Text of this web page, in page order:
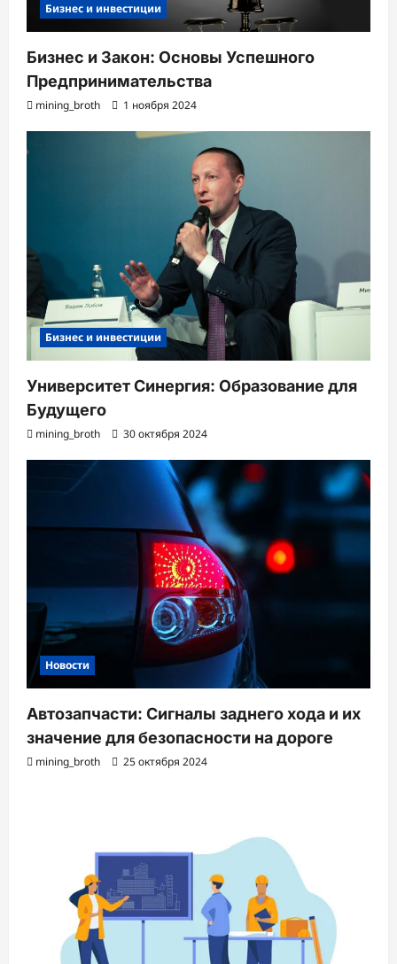
Бизнес и инвестиции
Бизнес и Закон: Основы Успешного
Предпринимательства
mining_broth 1 ноября 2024
Бизнес и инвестиции
Университет Синергия: Образование для
Будущего
mining_broth 30 октября 2024
Новости
Автозапчасти: Сигналы заднего хода и их
значение для безопасности на дороге
mining_broth 25 октября 2024